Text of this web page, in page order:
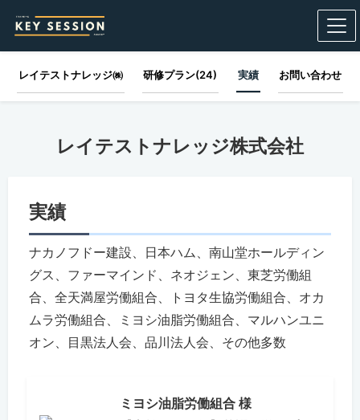
レイテストナレッジ㈱ 研修プラン(24) 実績 お問い合わせ
レイテストナレッジ株式会社
実績
ナカノフドー建設、日本ハム、南山堂ホールディン
グス、ファーマインド、ネオジェン、東芝労働組
合、全天満屋労働組合、トヨタ生協労働組合、オカ
ムラ労働組合、ミヨシ油脂労働組合、マルハンユニ
オン、目黒法人会、品川法人会、その他多数
ミヨシ油脂労働組合 様